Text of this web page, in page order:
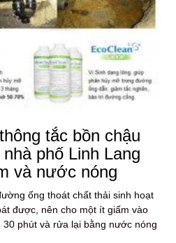
tắc bồn chậu
phố Linh Lang
và nước nóng
ống thoát chất thải sinh hoạt
được, nên cho một ít giấm vào
phút và rửa lại bằng nước nóng